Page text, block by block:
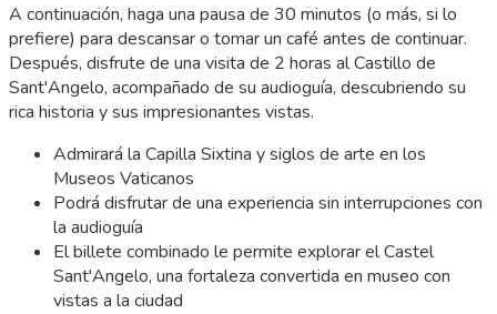
A continuación, haga una pausa de 30 minutos (o más, si lo
prefiere) para descansar o tomar un café antes de continuar.
Después, disfrute de una visita de 2 horas al Castillo de
Sant'Angelo, acompañado de su audioguía, descubriendo su
rica historia y sus impresionantes vistas.
Admirará la Capilla Sixtina y siglos de arte en los
Museos Vaticanos
Podrá disfrutar de una experiencia sin interrupciones con
la audioguía
El billete combinado le permite explorar el Castel
Sant'Angelo, una fortaleza convertida en museo con
vistas a la ciudad